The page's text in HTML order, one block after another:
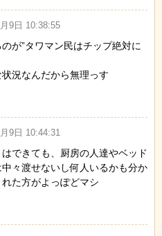
9日 10:38:55
が”タワマン民はチップ絶対に
況なんだから無理っす
9日 10:44:31
できても、厨房の人達やベッド
々渡せないし何人いるかも分か
た方がよっぽどマシ